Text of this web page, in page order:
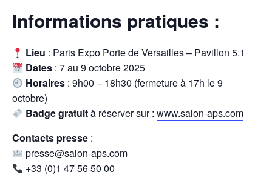
Informations pratiques :
Lieu : Paris Expo Porte de Versailles – Pavillon 5.1
Dates : 7 au 9 octobre 2025
Horaires : 9h00 – 18h30 (fermeture à 17h le 9
octobre)
Badge gratuità réserver sur :www.salon-aps.com
Contacts presse :
presse@salon-aps.com
+33 (0)1 47 56 50 00